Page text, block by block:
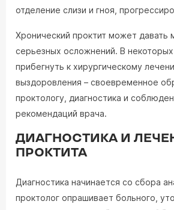
отделение слизи и гноя,
Хронический проктит может давать
серьезных осложнений. В
прибегнуть к хирургическому
выздоровления – своевременное
проктологу, диагностика и
рекомендаций врача.
ДИАГНОСТИКА И
ПРОКТИТА
Диагностика начинается со сбора
проктолог опрашивает больного,